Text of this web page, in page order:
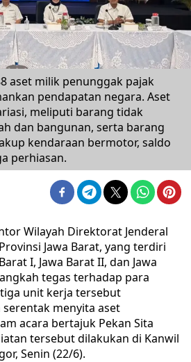
aset milik penunggak pajak
pendapatan negara. Aset
meliputi barang tidak
dan bangunan, serta barang
kendaraan bermotor, saldo
perhiasan.
Wilayah Direktorat Jenderal
Jawa Barat, yang terdiri
I, Jawa Barat II, dan Jawa
tegas terhadap para
unit kerja tersebut
menyita aset
acara bertajuk Pekan Sita
tersebut dilakukan di Kanwil
Senin (22/6).